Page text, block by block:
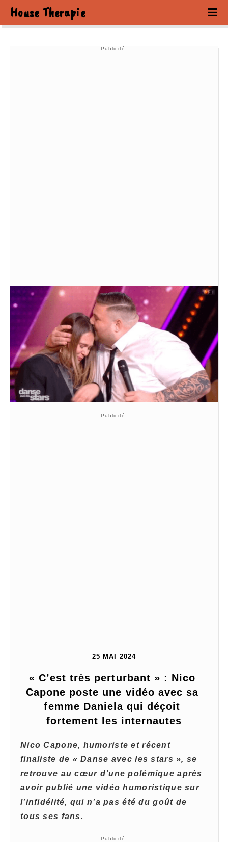
House Therapie
Publicité:
Publicité:
25 MAI 2024
« C’est très perturbant » : Nico
Capone poste une vidéo avec sa
femme Daniela qui déçoit
fortement les internautes
Nico Capone, humoriste et récent
finaliste de « Danse avec les stars », se
retrouve au cœur d’une polémique après
avoir publié une vidéo humoristique sur
l’infidélité, qui n’a pas été du goût de
tous ses fans.
Publicité: